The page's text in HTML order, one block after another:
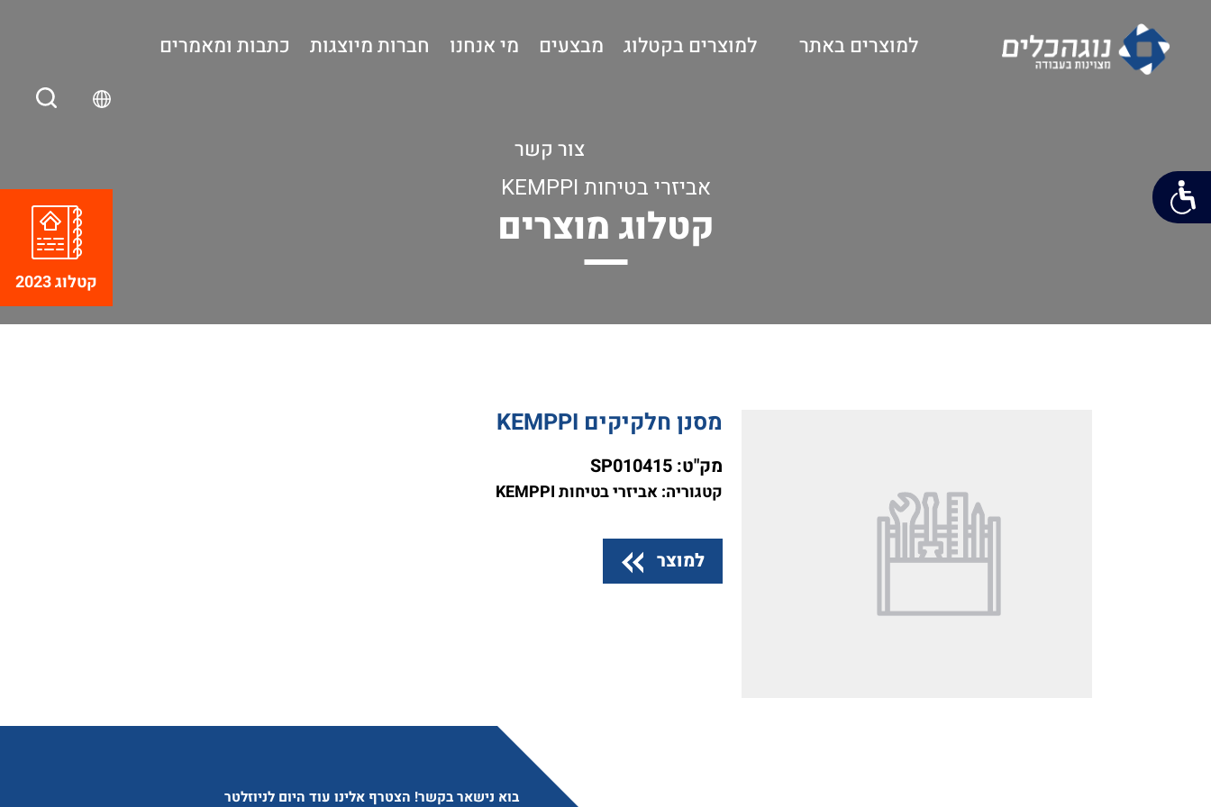
למוצרים באתר למוצרים בקטלוג מבצעים מי אנחנו חברות מיוצגות כתבות ומאמרים
צור קשר
אביזרי בטיחות KEMPPI
קטלוג מוצרים
מסנן חלקיקים KEMPPI
מק"ט: SP010415
קטגוריה: אביזרי בטיחות KEMPPI
למוצר
בוא נישאר בקשר! הצטרף אלינו עוד היום לניוזלטר
קטלוג 2023